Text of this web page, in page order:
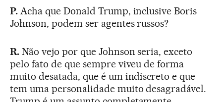
P. Acha que Donald Trump, inclusive Boris
Johnson, podem ser agentes russos?
R. Não vejo por que Johnson seria, exceto
pelo fato de que sempre viveu de forma
muito desatada, que é um indiscreto e que
tem uma personalidade muito desagradável.